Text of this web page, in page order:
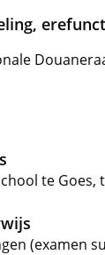
te Goes,
(examen